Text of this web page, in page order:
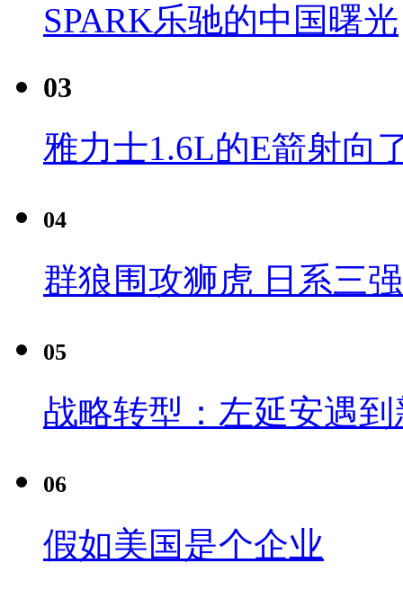
SPARK乐驰的中国曙光
03
雅力士1.6L的E箭射向
04
群狼围攻狮虎 日系三
05
战略转型：左延安遇
06
假如美国是个企业